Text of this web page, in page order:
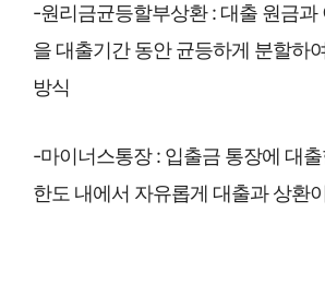
-원리금균등할부상환 : 대출 원금과
을 대출기간 동안 균등하게 분할하
방식
-마이너스통장 : 입출금 통장에 대
한도 내에서 자유롭게 대출과 상환